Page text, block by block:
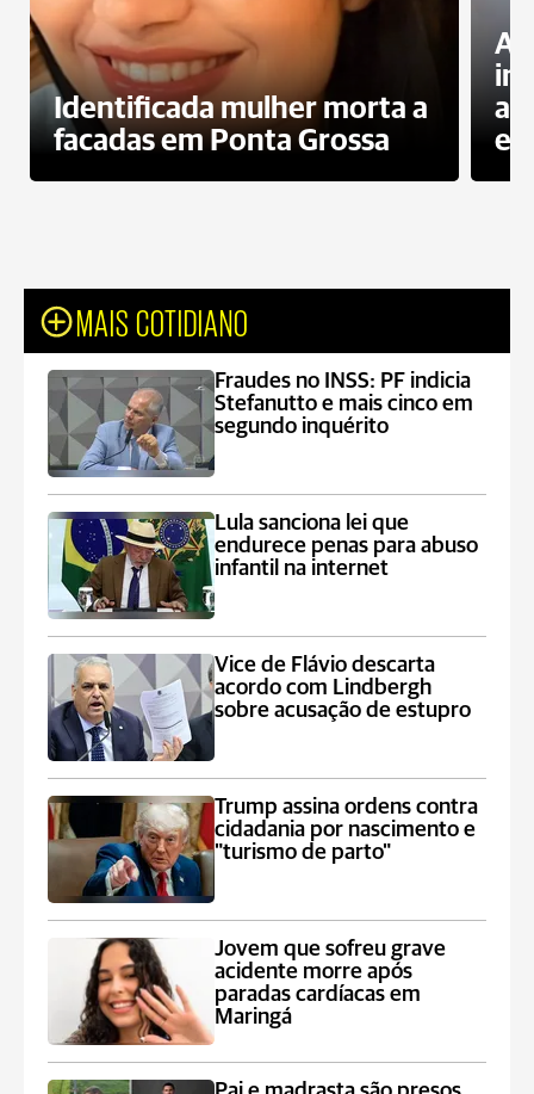
Identificada mulher morta a
facadas em Ponta Grossa
MAIS COTIDIANO
Fraudes no INSS: PF indicia
Stefanutto e mais cinco em
segundo inquérito
Lula sanciona lei que
endurece penas para abuso
infantil na internet
Vice de Flávio descarta
acordo com Lindbergh
sobre acusação de estupro
Trump assina ordens contra
cidadania por nascimento e
"turismo de parto"
Jovem que sofreu grave
acidente morre após
paradas cardíacas em
Maringá